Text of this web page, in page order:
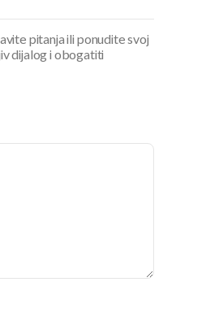
pitanja ili ponudite svoj
dijalog i obogatiti